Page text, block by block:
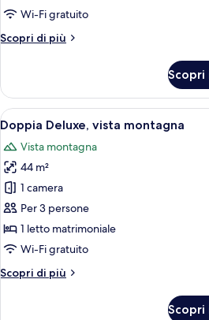
vista
montagna
Wi-Fi gratuito
Scopri di più
Altri
Standard,
vista
montagna
Apri
tutte
le
foto
per
Doppia
Deluxe,
vista
montagna
Una
7
Doppia Deluxe, vista montagna
Vista montagna
44 m²
1 camera
Per 3 persone
1 letto matrimoniale
Wi-Fi gratuito
Scopri di più
Altri